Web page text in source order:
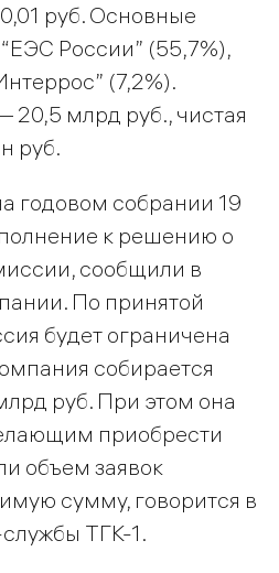
руб. Основные
России” (55,7%),
(7,2%).
20,5 млрд руб., чистая
руб.
годовом собрании 19
к решению о
сообщили в
По принятой
будет ограничена
собирается
руб. При этом она
приобрести
объем заявок
сумму, говорится в
ТГК-1.